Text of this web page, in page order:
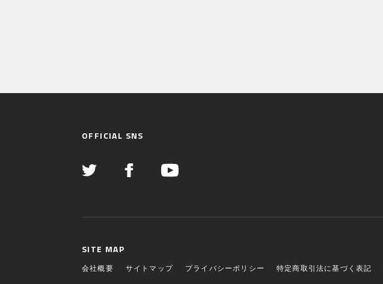
OFFICIAL SNS
SITE MAP
会社概要 サイトマップ プライバシーポリシー 特定商取引法に基づく表記